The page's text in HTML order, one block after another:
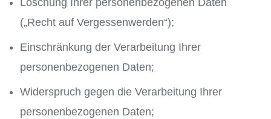
Löschung Ihrer personenbezogenen Daten
(„Recht auf Vergessenwerden“);
Einschränkung der Verarbeitung Ihrer
personenbezogenen Daten;
Widerspruch gegen die Verarbeitung Ihrer
personenbezogenen Daten;